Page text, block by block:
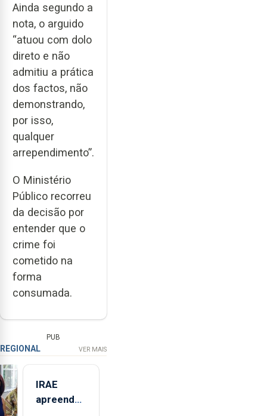
Ainda segundo a
nota, o arguido
“atuou com dolo
direto e não
admitiu a prática
dos factos, não
demonstrando,
por isso,
qualquer
arrependimento”.
O Ministério
Público recorreu
da decisão por
entender que o
crime foi
cometido na
forma
consumada.
PUB
REGIONAL VER MAIS
IRAE
apreendeu